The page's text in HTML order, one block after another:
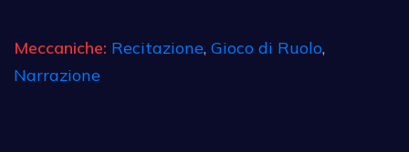
Meccaniche: Recitazione, Gioco di Ruolo,
Narrazione